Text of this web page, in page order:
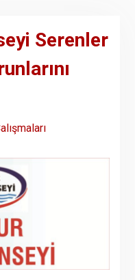
Serenler